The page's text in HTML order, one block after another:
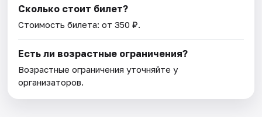
Сколько стоит билет?
Стоимость билета: от 350 ₽.
Есть ли возрастные ограничения?
Возрастные ограничения уточняйте у
организаторов.